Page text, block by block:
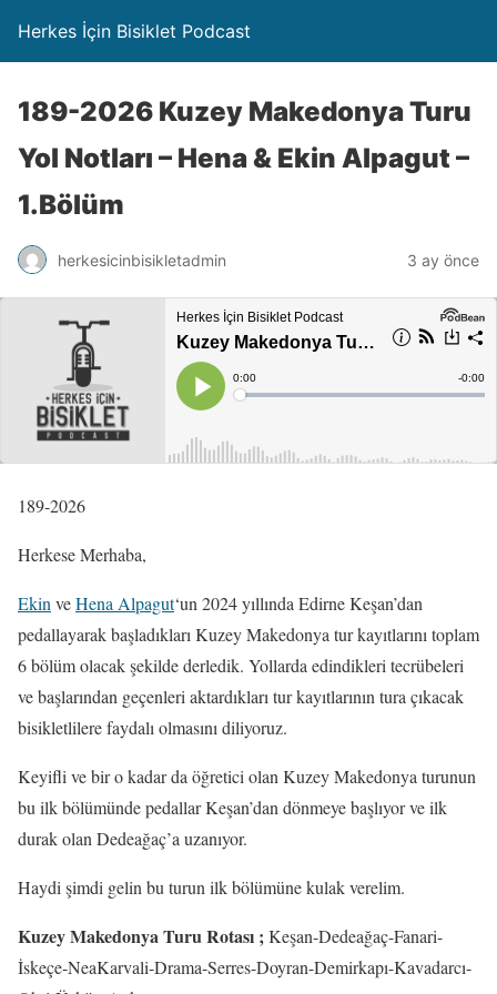
Herkes İçin Bisiklet Podcast
189-2026 Kuzey Makedonya Turu
Yol Notları – Hena & Ekin Alpagut –
1.Bölüm
herkesicinbisikletadmin 3 ay önce
189-2026
Herkese Merhaba,
Ekin veHena Alpagut‘un 2024 yıllında Edirne Keşan’dan
pedallayarak başladıkları Kuzey Makedonya tur kayıtlarını toplam
6 bölüm olacak şekilde derledik. Yollarda edindikleri tecrübeleri
ve başlarından geçenleri aktardıkları tur kayıtlarının tura çıkacak
bisikletlilere faydalı olmasını diliyoruz.
Keyifli ve bir o kadar da öğretici olan Kuzey Makedonya turunun
bu ilk bölümünde pedallar Keşan’dan dönmeye başlıyor ve ilk
durak olan Dedeağaç’a uzanıyor.
Haydi şimdi gelin bu turun ilk bölümüne kulak verelim.
Kuzey Makedonya Turu Rotası ;Keşan-Dedeağaç-Fanari-
İskeçe-NeaKarvali-Drama-Serres-Doyran-Demirkapı-Kavadarcı-